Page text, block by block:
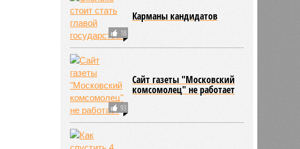
18
Карманы кандидатов
93
Сайт газеты "Московский
комсомолец" не работает